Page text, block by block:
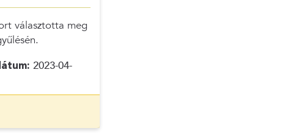
választotta meg
2023-04-